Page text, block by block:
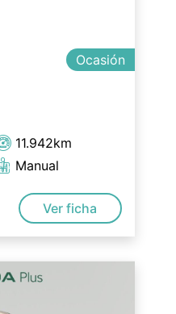
Ocasión
11.942km
Manual
Ver ficha